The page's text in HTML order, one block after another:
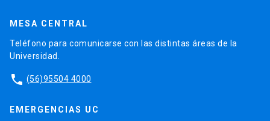
MESA CENTRAL
Teléfono para comunicarse con las distintas áreas de la
Universidad.
phone (56)95504 4000
EMERGENCIAS UC